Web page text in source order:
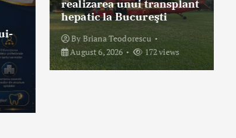
realizarea unui transplant
hepatic la Bucureşti
ByBriana Teodorescu
August 6, 2026
172 views